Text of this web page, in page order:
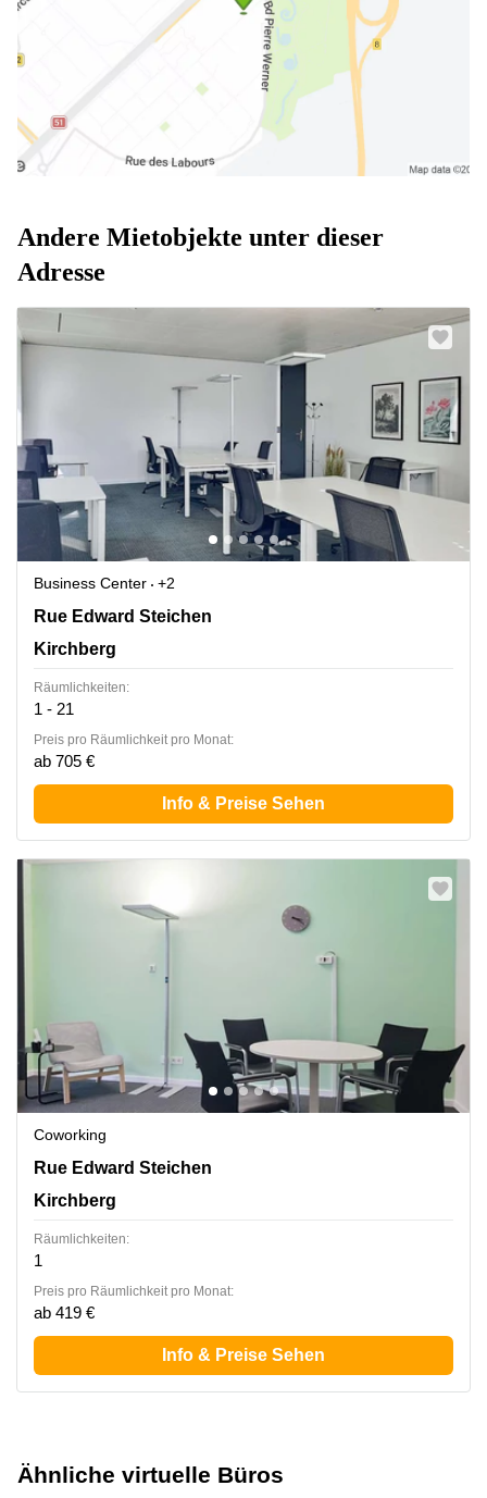
Andere Mietobjekte unter dieser
Adresse
Business Center
+2
2 Rue Edward Steichen,1<sup>er</sup> étage de
Rue Edward Steichen
Kirchberg
Räumlichkeiten:
1 - 21
Preis pro Räumlichkeit pro Monat:
ab 705 €
Info & Preise Sehen
Coworking
2 Rue Edward Steichen,1<sup>er</sup> étage de
Rue Edward Steichen
Kirchberg
Räumlichkeiten:
1
Preis pro Räumlichkeit pro Monat:
ab 419 €
Info & Preise Sehen
Ähnliche virtuelle Büros